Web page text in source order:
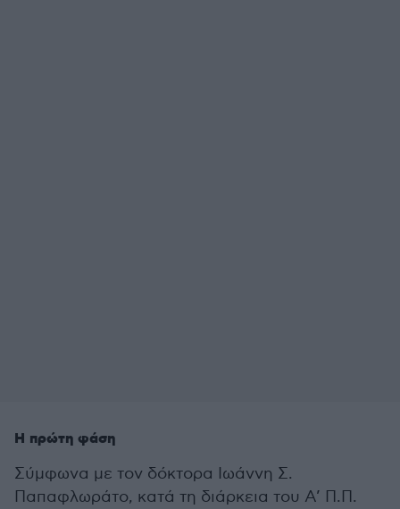
Η πρώτη φάση
Σύμφωνα με τον δόκτορα Ιωάννη Σ.
Παπαφλωράτο, κατά τη διάρκεια του Α’ Π.Π.